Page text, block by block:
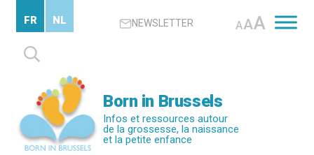
contenu
principal
NEWSLETTER AAA
Rechercher :
FR NL
Born in Brussels
Infos et ressources autour
de la grossesse, la naissance
et la petite enfance